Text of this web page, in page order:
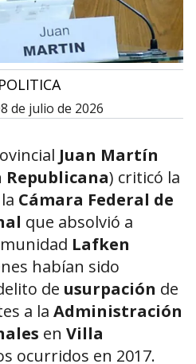
POLITICA
de julio de 2026
Juan Martín
Republicana) criticó la
Cámara Federal de
que absolvió a
Lafken
habían sido
de usurpación de
a la Administración
en Villa
ocurridos en 2017.